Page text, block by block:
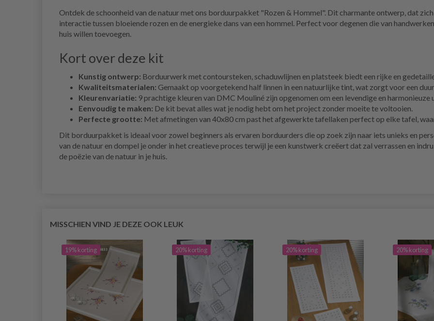
Ontdek de schoonheid van de natuur met ons borduurpakket "Rozen & Hommel". Dit charmante ontwerp, dat
interactie tussen bloeiende rozen en de energieke dans van een hommel. Perfect voor degenen die van
huis willen toevoegen.
Kort over deze kit
Kunstig ontwerp: Borduurwerk met contoursteken, schaduwlijnen en platsteek biedt een rijke en
Kwaliteitsmaterialen: Gemaakt op voorgetekend half linnen in een natuurlijke tint, wat zorgt voor een
Kleurenvariatie: 9 prachtige kleuren van DMC Mouliné zijn opgenomen om een levendige en
Eenvoudig te maken: De kit bevat alles wat je nodig hebt om het project zonder moeite te voltooien.
Perfecte grootte: Met afmetingen van 40x80 cm past het afgewerkte tafellaken perfect op elke tafel,
Dit borduurpakket is ideaal voor zowel beginners als ervaren borduurders die op zoek zijn naar iets unieks en
van de natuur en dompel je onder in het creatieve proces terwijl je een kunstwerk creëert dat zal verrassen en
de poëzie van de natuur in je huis.
MISSCHIEN VIND JE DEZE OOK LEUK
19% korting 20% korting 20% korting 20% korting